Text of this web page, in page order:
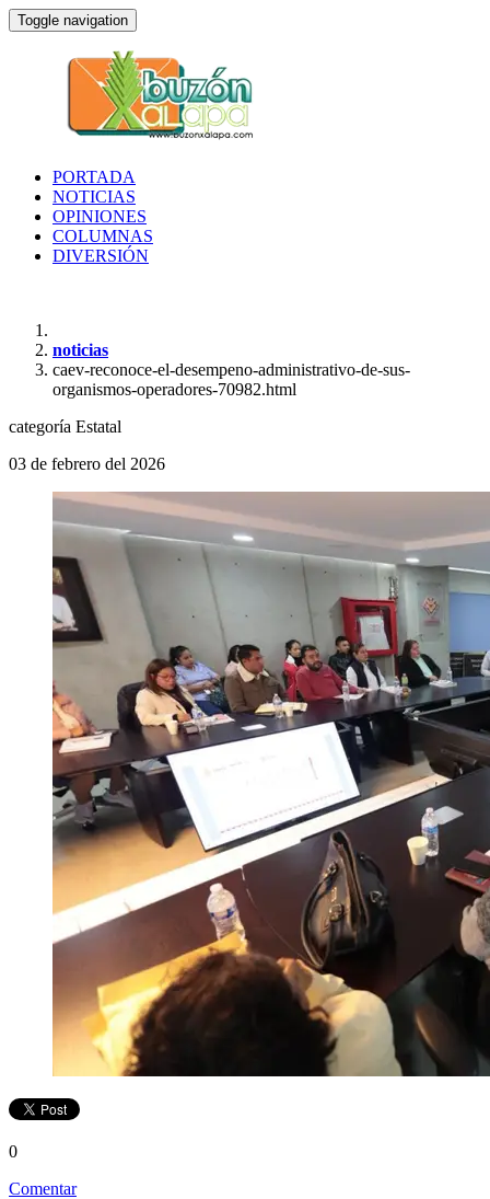
Toggle navigation
PORTADA
NOTICIAS
OPINIONES
COLUMNAS
DIVERSIÓN
noticias
caev-reconoce-el-desempeno-administrativo-de-sus-
organismos-operadores-70982.html
categoría Estatal
03 de febrero del 2026
0
Comentar